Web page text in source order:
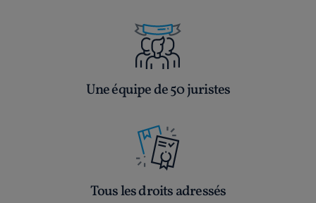
Une équipe de 50 juristes
Tous les droits adressés